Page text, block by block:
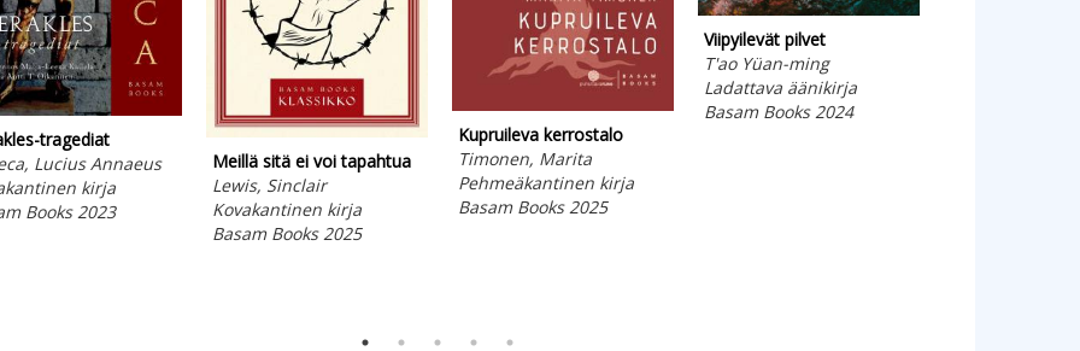
tragediat
Lucius Annaeus
kirja
Books 2023
Meillä sitä ei voi tapahtua
Lewis, Sinclair
Kovakantinen kirja
Basam Books 2025
Kupruileva kerrostalo
Timonen, Marita
Pehmeäkantinen kirja
Basam Books 2025
Viipyilevät pilvet
T'ao Yüan-ming
Ladattava äänikirja
Basam Books 2024